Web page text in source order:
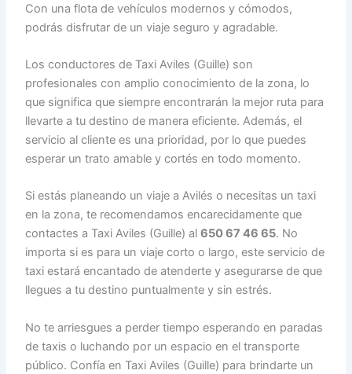
Con una flota de vehículos modernos y cómodos,
podrás disfrutar de un viaje seguro y agradable.
Los conductores de Taxi Aviles (Guille) son
profesionales con amplio conocimiento de la zona, lo
que significa que siempre encontrarán la mejor ruta para
llevarte a tu destino de manera eficiente. Además, el
servicio al cliente es una prioridad, por lo que puedes
esperar un trato amable y cortés en todo momento.
Si estás planeando un viaje a Avilés o necesitas un taxi
en la zona, te recomendamos encarecidamente que
contactes a Taxi Aviles (Guille) al650 67 46 65. No
importa si es para un viaje corto o largo, este servicio de
taxi estará encantado de atenderte y asegurarse de que
llegues a tu destino puntualmente y sin estrés.
No te arriesgues a perder tiempo esperando en paradas
de taxis o luchando por un espacio en el transporte
público. Confía en Taxi Aviles (Guille) para brindarte un